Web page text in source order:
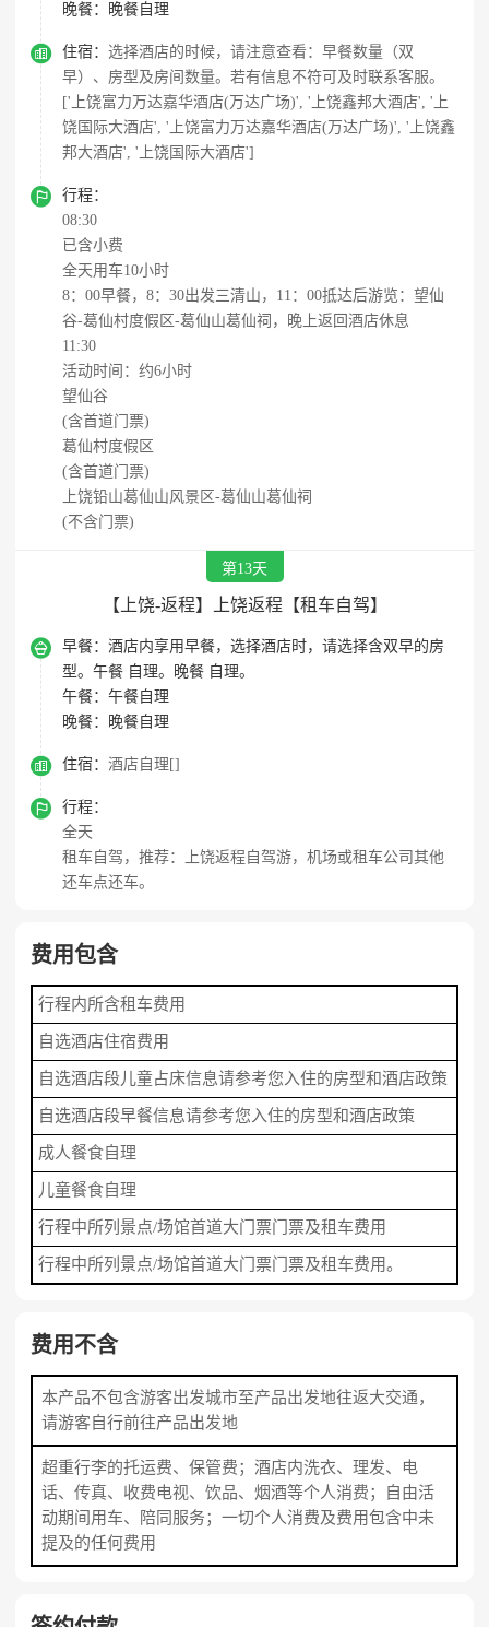
晚餐：
晚餐自理
 住宿： 选择酒店的时候，请注意查看：早餐数量（双
早）、房型及房间数量。若有信息不符可及时联系客服。
['上饶富力万达嘉华酒店(万达广场)', '上饶鑫邦大酒店', '上
饶国际大酒店', '上饶富力万达嘉华酒店(万达广场)', '上饶鑫
邦大酒店', '上饶国际大酒店']

行程：
08:30
已含小费
全天用车10小时
8：00早餐，8：30出发三清山，11：00抵达后游览：望仙
谷-葛仙村度假区-葛仙山葛仙祠，晚上返回酒店休息
11:30
活动时间：约6小时
望仙谷
(含首道门票)
葛仙村度假区
(含首道门票)
上饶铅山葛仙山风景区-葛仙山葛仙祠
(不含门票)
第13天
【上饶-返程】上饶返程【租车自驾】
 早餐： 酒店内享用早餐，选择酒店时，请选择含双早的房
型。午餐 自理。晚餐 自理。
午餐： 午餐自理
晚餐：
晚餐自理
 住宿： 酒店自理[]

行程：
全天
租车自驾，推荐：上饶返程自驾游，机场或租车公司其他
还车点还车。
费用包含
行程内所含租车费用
自选酒店住宿费用
自选酒店段儿童占床信息请参考您入住的房型和酒店政策
自选酒店段早餐信息请参考您入住的房型和酒店政策
成人餐食自理
儿童餐食自理
行程中所列景点/场馆首道大门票门票及租车费用
行程中所列景点/场馆首道大门票门票及租车费用。
费用不含
本产品不包含游客出发城市至产品出发地往返大交通，
请游客自行前往产品出发地
超重行李的托运费、保管费；酒店内洗衣、理发、电
话、传真、收费电视、饮品、烟酒等个人消费；自由活
动期间用车、陪同服务；一切个人消费及费用包含中未
提及的任何费用